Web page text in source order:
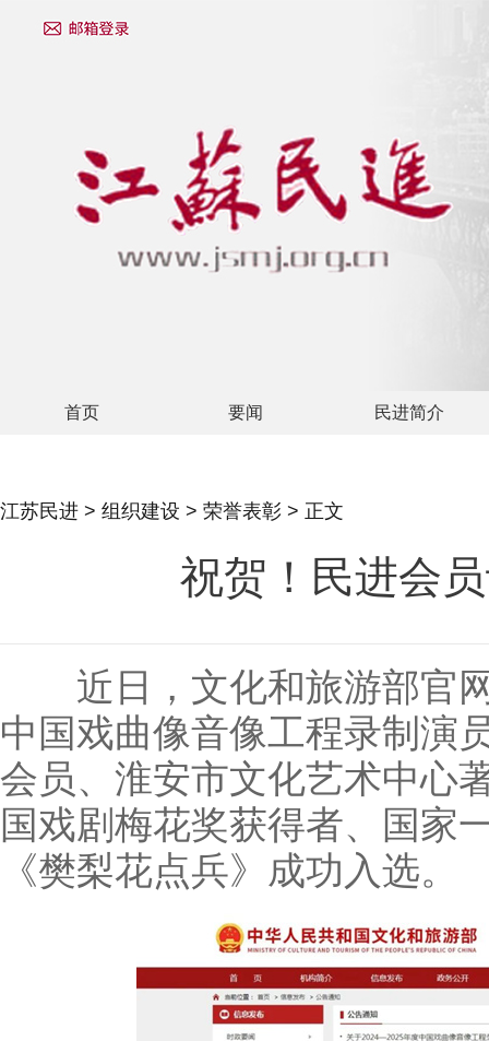
首页 要闻 民进简介
江苏民进 > 组织建设 > 荣誉表彰 > 正文
祝贺！民进会
近日，文化和旅游部官
中国戏曲像音像工程录制演
会员、淮安市文化艺术中心
国戏剧梅花奖获得者、国家
《樊梨花点兵》成功入选。